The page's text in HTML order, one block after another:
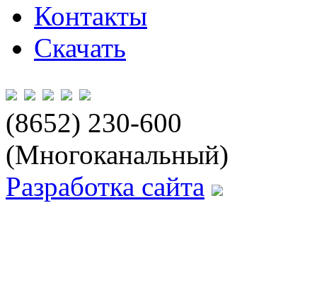
Контакты
Скачать
(8652) 230-600
(Многоканальный)
Разработка сайта